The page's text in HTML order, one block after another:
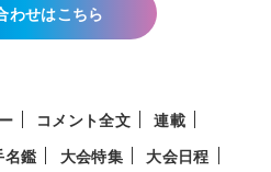
わせはこちら
コメント全文
連載
名鑑 大会特集
大会日程